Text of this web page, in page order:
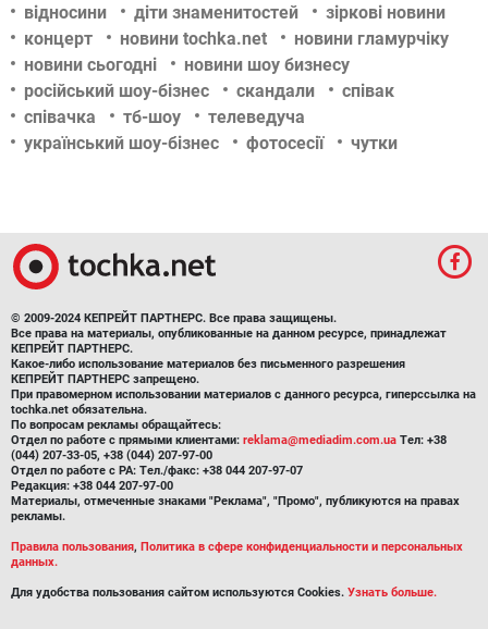
відносини
діти знаменитостей
зіркові новини
концерт
новини tochka.net
новини гламурчіку
новини сьогодні
новини шоу бизнесу
російський шоу-бізнес
скандали
співак
співачка
тб-шоу
телеведуча
український шоу-бізнес
фотосесії чутки
© 2009-2024 КЕПРЕЙТ ПАРТНЕРС. Все права защищены.
Все права на материалы, опубликованные на данном ресурсе, принадлежат
КЕПРЕЙТ ПАРТНЕРС.
Какое-либо использование материалов без письменного разрешения
КЕПРЕЙТ ПАРТНЕРС запрещено.
При правомерном использовании материалов с данного ресурса, гиперссылка на
tochka.net обязательна.
По вопросам рекламы обращайтесь:
Отдел по работе с прямыми клиентами: reklama@mediadim.com.ua Тел: +38
(044) 207-33-05, +38 (044) 207-97-00
Отдел по работе с РА: Тел./факс: +38 044 207-97-07
Редакция: +38 044 207-97-00
Материалы, отмеченные знаками "Реклама", "Промо", публикуются на правах
рекламы.
Правила пользования, Политика в сфере конфиденциальности и персональных
данных.
Для удобства пользования сайтом используются Cookies. Узнать больше.